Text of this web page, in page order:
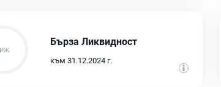
Бърза Ликвидност
към 31.12.2024 г.